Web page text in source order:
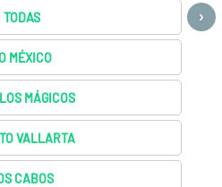
TODAS
MÉXICO
MÁGICOS
VALLARTA
CABOS
›